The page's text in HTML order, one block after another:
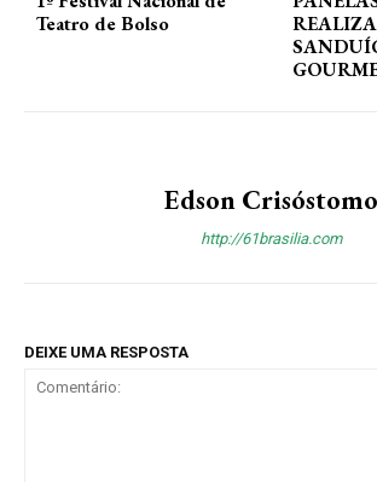
Teatro de Bolso
Edson Crisóstomo
http://61brasilia.com
DEIXE UMA RESPOSTA